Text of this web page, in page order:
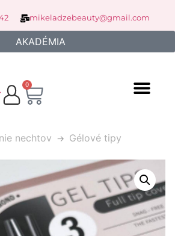
mikeladzebeauty@gmail.com
AKADÉMIA
0
nechtov Gélové tipy